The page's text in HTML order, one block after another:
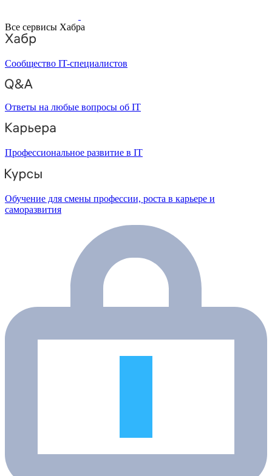
Все сервисы Хабра
Сообщество IT-специалистов
Ответы на любые вопросы об IT
Профессиональное развитие в IT
Обучение для смены профессии, роста в карьере и
саморазвития